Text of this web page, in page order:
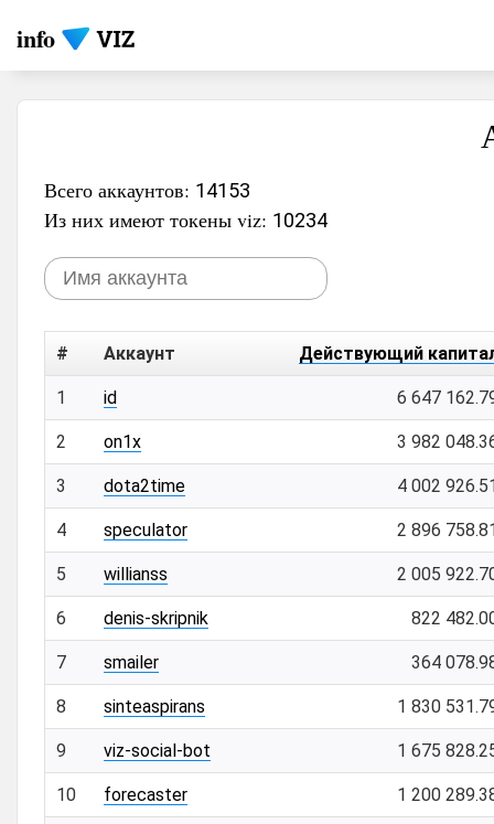
info
Всего аккаунтов: 14153
Из них имеют токены viz: 10234
# Аккаунт Действующий
1 id 6 647
2 on1x 3 982
3 dota2time 4 002
4 speculator 2 896
5 willianss 2 005
6 denis-skripnik 822
7 smailer 364
8 sinteaspirans 1 830
9 viz-social-bot 1 675
10 forecaster 1 200